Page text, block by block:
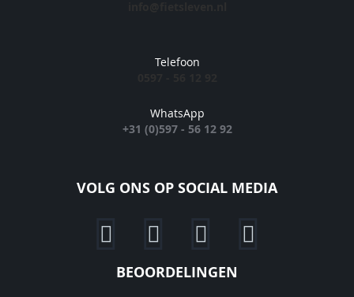
Telefoon
WhatsApp
+31 (0)597 - 56 12 92
VOLG ONS OP SOCIAL MEDIA
BEOORDELINGEN